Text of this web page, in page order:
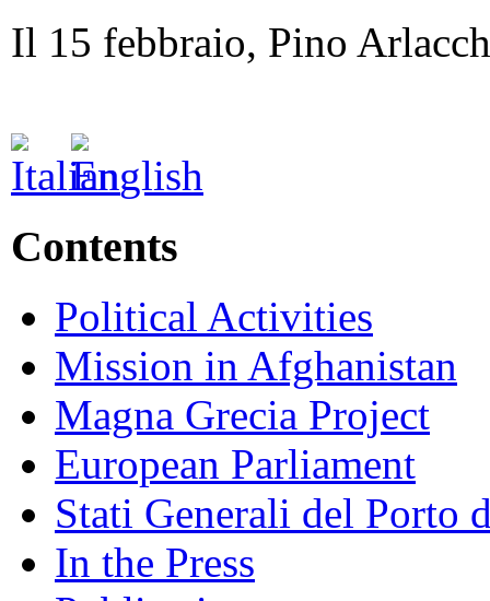
Il 15 febbraio, Pino
Contents
Political Activities
Mission in Afghanistan
Magna Grecia Project
European Parliament
Stati Generali del Porto
In the Press